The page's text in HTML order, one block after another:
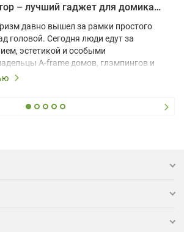
Почему проектор – лучший гаджет для домика в глэмпинге
давно вышел за рамки простого
головой. Сегодня люди едут за
эстетикой и особыми
A-frame домов, глэмпингов и
конкуренция растет, и
впечатлениями в соцсетях,